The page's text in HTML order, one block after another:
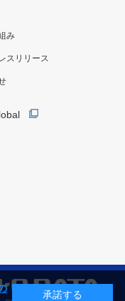
み
スリリース
承諾する